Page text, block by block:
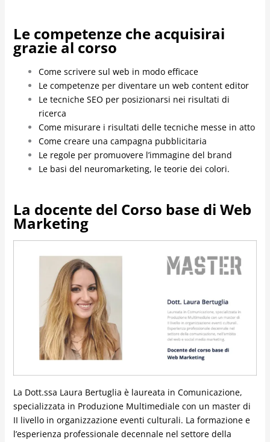
Le competenze che acquisirai
grazie al corso
Come scrivere sul web in modo efficace
Le competenze per diventare un web content editor
Le tecniche SEO per posizionarsi nei risultati di
ricerca
Come misurare i risultati delle tecniche messe in atto
Come creare una campagna pubblicitaria
Le regole per promuovere l’immagine del brand
Le basi del neuromarketing, le teorie dei colori.
La docente del Corso base di Web
Marketing
La Dott.ssa Laura Bertuglia è laureata in Comunicazione,
specializzata in Produzione Multimediale con un master di
II livello in organizzazione eventi culturali. La formazione e
l’esperienza professionale decennale nel settore della